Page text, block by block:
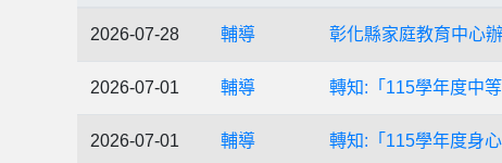
2026-07-28 輔導 彰化縣家庭教育中心
2026-07-01 輔導 轉知:「115學年度中
2026-07-01 輔導 轉知:「115學年度身